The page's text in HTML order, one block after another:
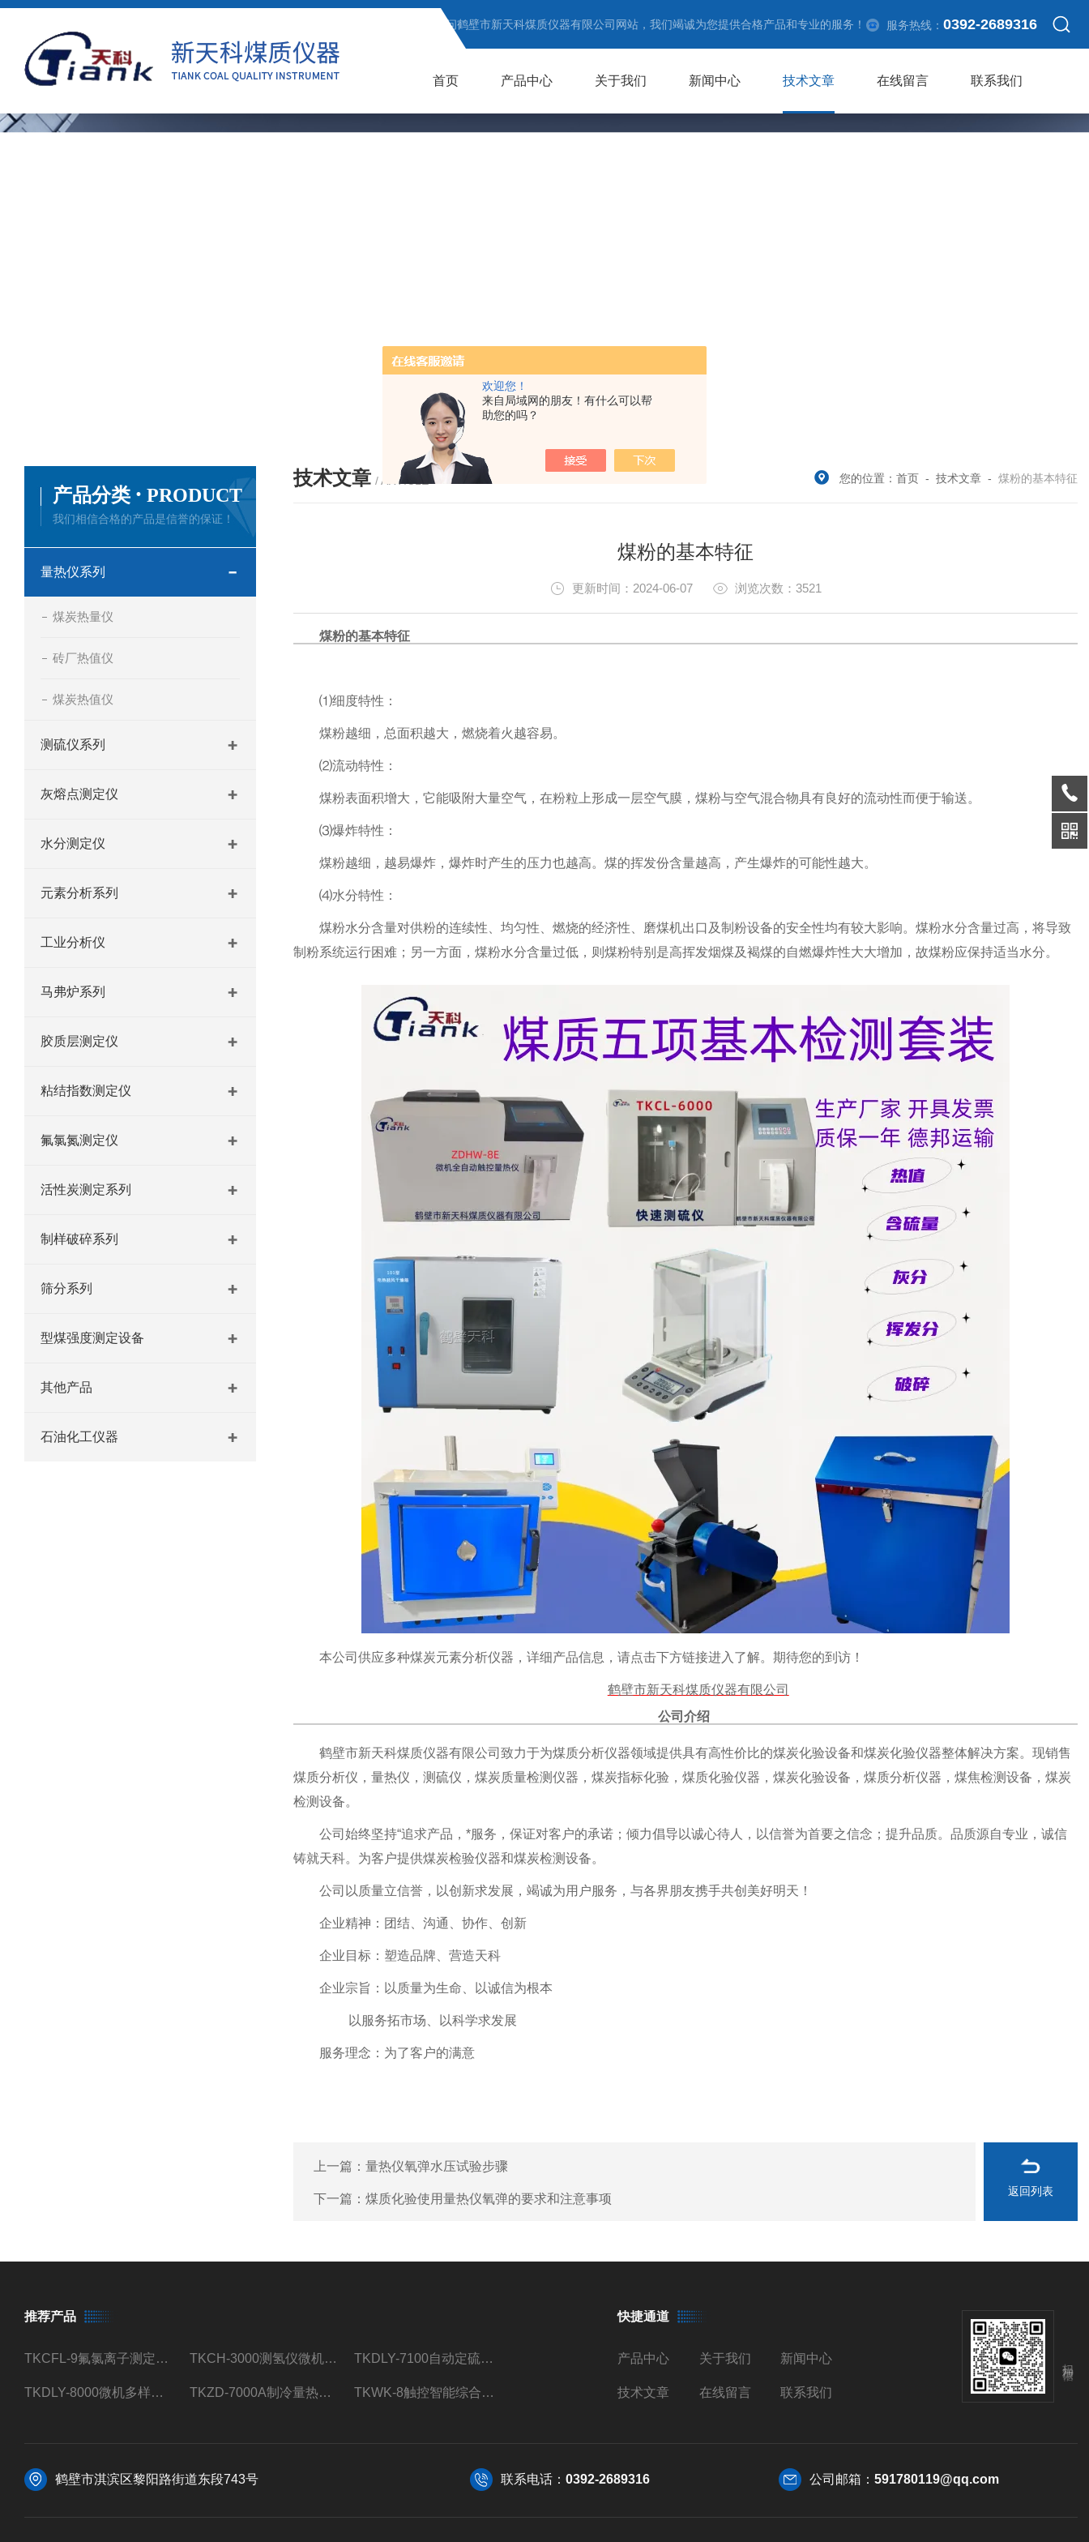
欢迎您！
来自局域网的朋友！有什么可以帮
助您的吗？
欢迎访问鹤壁市新天科煤质仪器有限公司网站，我们竭诚为您提供合格产品和专业的服务！ 服务热线： 0392-2689316
首页 产品中心 关于我们 新闻中心 技术文章 在线留言 联系我们
产品分类 · PRODUCT
我们相信合格的产品是信誉的保证！
量热仪系列
煤炭热量仪
砖厂热值仪
煤炭热值仪
测硫仪系列
灰熔点测定仪
水分测定仪
元素分析系列
工业分析仪
马弗炉系列
胶质层测定仪
粘结指数测定仪
氟氯氮测定仪
活性炭测定系列
制样破碎系列
筛分系列
型煤强度测定设备
其他产品
石油化工仪器
技术文章 / ARTICLE 您的位置： 首页 - 技术文章 - 煤粉的基本特征
煤粉的基本特征
更新时间：2024-06-07 浏览次数：3521
煤粉的基本特征
⑴细度特性：
煤粉越细，总面积越大，燃烧着火越容易。
⑵流动特性：
煤粉表面积增大，它能吸附大量空气，在粉粒上形成一层空气膜，煤粉与空气混合物具有良好的流动性而便于输送。
⑶爆炸特性：
煤粉越细，越易爆炸，爆炸时产生的压力也越高。煤的挥发份含量越高，产生爆炸的可能性越大。
⑷水分特性：
煤粉水分含量对供粉的连续性、均匀性、燃烧的经济性、磨煤机出口及制粉设备的安全性均有较大影响。煤粉水分含量过高，将导致
制粉系统运行困难；另一方面，煤粉水分含量过低，则煤粉特别是高挥发烟煤及褐煤的自燃爆炸性大大增加，故煤粉应保持适当水分。
本公司供应多种煤炭元素分析仪器，详细产品信息，请点击下方链接进入了解。期待您的到访！
鹤壁市新天科煤质仪器有限公司
公司介绍
鹤壁市新天科煤质仪器有限公司致力于为煤质分析仪器领域提供具有高性价比的煤炭化验设备和煤炭化验仪器整体解决方案。现销售
煤质分析仪，量热仪，测硫仪，煤炭质量检测仪器，煤炭指标化验，煤质化验仪器，煤炭化验设备，煤质分析仪器，煤焦检测设备，煤炭
检测设备。
公司始终坚持“追求产品，*服务，保证对客户的承诺；倾力倡导以诚心待人，以信誉为首要之信念；提升品质。品质源自专业，诚信
铸就天科。为客户提供煤炭检验仪器和煤炭检测设备。
公司以质量立信誉，以创新求发展，竭诚为用户服务，与各界朋友携手共创美好明天！
企业精神：团结、沟通、协作、创新
企业目标：塑造品牌、营造天科
企业宗旨：以质量为生命、以诚信为根本
以服务拓市场、以科学求发展
服务理念：为了客户的满意
上一篇： 量热仪氧弹水压试验步骤
下一篇： 煤质化验使用量热仪氧弹的要求和注意事项
返回列表
推荐产品
TKCFL-9氟氯离子测定仪自动煤质检测 TKCH-3000测氢仪微机氢元素测定煤质检测 TKDLY-7100自动定硫仪自动送样测硫仪触控操作
TKDLY-8000微机多样测硫仪自动定硫仪化验室硫含量测定 TKZD-7000A制冷量热仪自动升降热值仪煤质检测 TKWK-8触控智能综合吸附仪煤炭活性炭测定
快捷通道
产品中心 关于我们 新闻中心
技术文章 在线留言 联系我们
鹤壁市淇滨区黎阳路街道东段743号 联系电话： 0392-2689316 公司邮箱： 591780119@qq.com